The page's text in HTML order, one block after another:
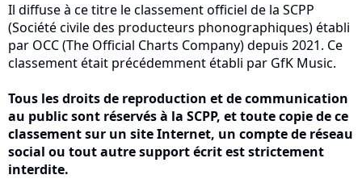
Il diffuse à ce titre le classement officiel de la SCPP
(Société civile des producteurs phonographiques) établi
par OCC (The Official Charts Company) depuis 2021. Ce
classement était précédemment établi par GfK Music.
Tous les droits de reproduction et de communication
au public sont réservés à la SCPP, et toute copie de ce
classement sur un site Internet, un compte de réseau
social ou tout autre support écrit est strictement
interdite.